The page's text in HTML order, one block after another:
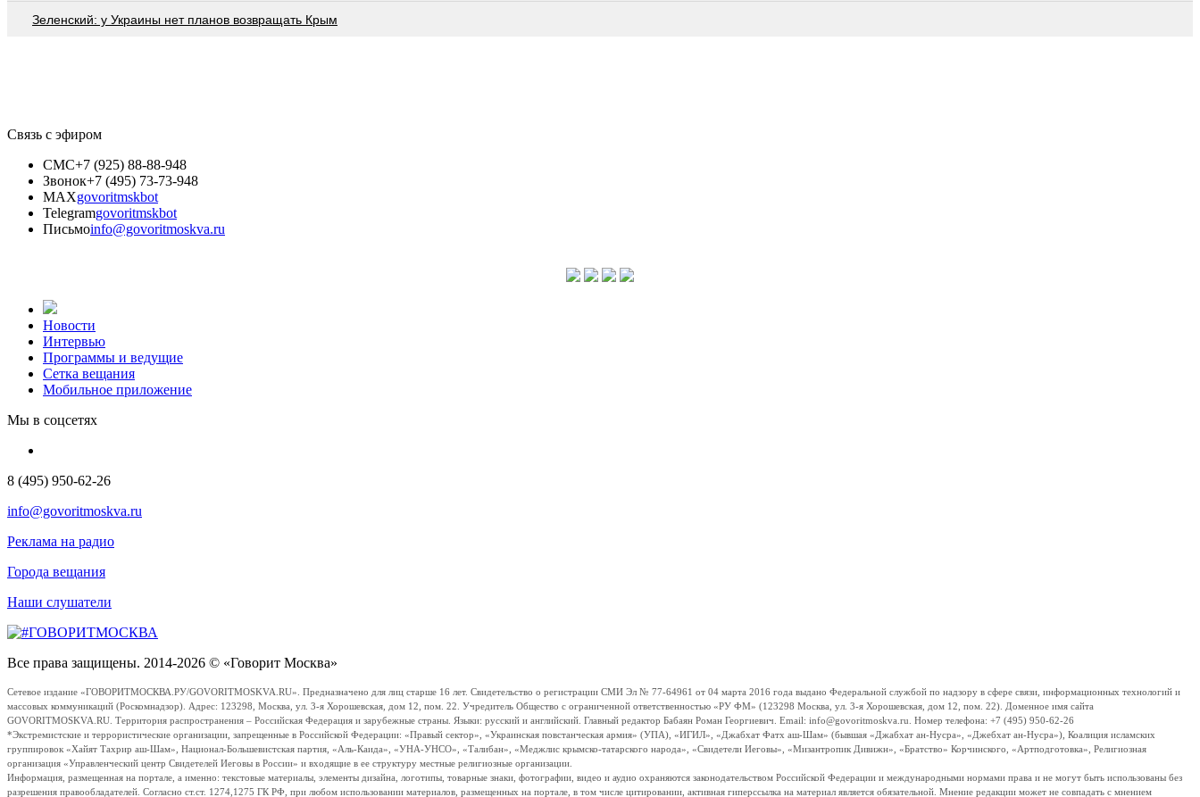
Зеленский: у Украины нет планов возвращать Крым
Связь с эфиром
СМС+7 (925) 88-88-948
Звонок+7 (495) 73-73-948
MAXgovoritmskbot
Telegramgovoritmskbot
Письмоinfo@govoritmoskva.ru
Новости
Интервью
Программы и ведущие
Сетка вещания
Мобильное приложение
Мы в соцсетях
8 (495) 950-62-26
info@govoritmoskva.ru
Реклама на радио
Города вещания
Наши слушатели
Все права защищены. 2014-2026 © «Говорит Москва»
Сетевое издание «ГОВОРИТМОСКВА.РУ/GOVORITMOSKVA.RU». Предназначено для лиц старше 16 лет. Свидетельство о регистрации СМИ Эл № 77-64961 от 04 марта 2016 года выдано Федеральной службой по надзору в сфере связи, информационных технологий и
массовых коммуникаций (Роскомнадзор). Адрес: 123298, Москва, ул. 3-я Хорошевская, дом 12, пом. 22. Учредитель Общество с ограниченной ответственностью «РУ ФМ» (123298 Москва, ул. 3-я Хорошевская, дом 12, пом. 22). Доменное имя сайта
GOVORITMOSKVA.RU. Территория распространения – Российская Федерация и зарубежные страны. Языки: русский и английский. Главный редактор Бабаян Роман Георгиевич. Email: info@govoritmoskva.ru. Номер телефона: +7 (495) 950-62-26
*Экстремистские и террористические организации, запрещенные в Российской Федерации: «Правый сектор», «Украинская повстанческая армия» (УПА), «ИГИЛ», «Джабхат Фатх аш-Шам» (бывшая «Джабхат ан-Нусра», «Джебхат ан-Нусра»), Коалиция исламских
группировок «Хайят Тахрир аш-Шам», Национал-Большевистская партия, «Аль-Каида», «УНА-УНСО», «Талибан», «Меджлис крымско-татарского народа», «Свидетели Иеговы», «Мизантропик Дивижн», «Братство» Корчинского, «Артподготовка», Религиозная
организация «Управленческий центр Свидетелей Иеговы в России» и входящие в ее структуру местные религиозные организации.
Информация, размещенная на портале, а именно: текстовые материалы, элементы дизайна, логотипы, товарные знаки, фотографии, видео и аудио охраняются законодательством Российской Федерации и международными нормами права и не могут быть использованы без
разрешения правообладателей. Согласно ст.ст. 1274,1275 ГК РФ, при любом использовании материалов, размещенных на портале, в том числе цитировании, активная гиперссылка на материал является обязательной. Мнение редакции может не совпадать с мнением